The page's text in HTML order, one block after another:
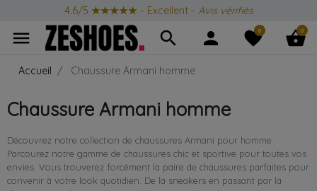
Produits Iconiquestoute l'année
menu search person favorite
0 shopping_basket
0
Accueil Chaussure Armani homme
Chaussure Armani homme
Découvrez notre collection de chaussures Armani pour homme.
Parcourez notre gamme de chaussures chic et sportive pour toutes vos
envies. Vous trouverez forcément la paire de chaussures parfaites pour
convenir à votre look quotidien. De la sneakers en passant par la